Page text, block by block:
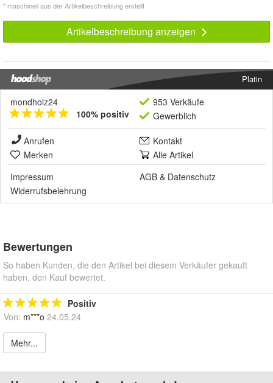
* maschinell aus der Artikelbeschreibung erstellt
Artikelbeschreibung anzeigen
Platin
mondholz24
100% positiv
953 Verkäufe
Gewerblich
Anrufen
Kontakt
Merken
Alle Artikel
Impressum
AGB & Datenschutz
Widerrufsbelehrung
Bewertungen
So haben Kunden, die den Artikel bei diesem Verkäufer gekauft
haben, den Kauf bewertet.
Positiv
Von: m***o 24.05.24
Mehr...